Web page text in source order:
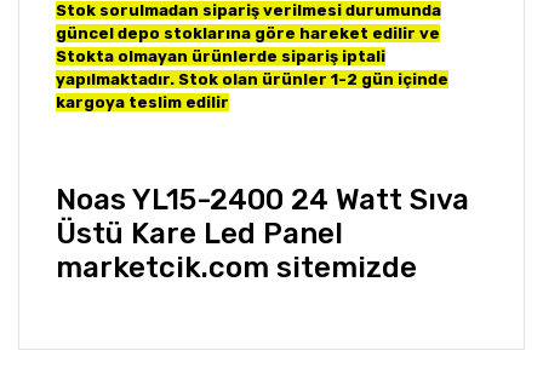
Stok sorulmadan sipariş verilmesi durumunda
güncel depo stoklarına göre hareket edilir ve
Stokta olmayan ürünlerde sipariş iptali
yapılmaktadır. Stok olan ürünler 1-2 gün içinde
kargoya teslim edilir
Noas YL15-2400 24 Watt Sıva
Üstü Kare Led Panel
marketcik.com sitemizde
Bu ürünün fiyat bilgisi, resim, ürün açıklamalarında ve